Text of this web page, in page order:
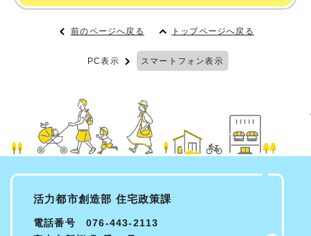
前のページへ戻る トップページへ戻る
PC表示 スマートフォン表示
活力都市創造部 住宅政策課
電話番号 076-443-2113